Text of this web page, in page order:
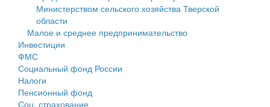
Социальная защита
Фотоальбом
Муниципальные услуги
Проекты административных регламентов
Антимонопольный комплаенс
Противодействие коррупции
Информационная поддержка субъектов малого и
среднего предпринимательства
Муниципальные программы
Контрольно-счетная палата
Министерством сельского хозяйства Тверской
области
Малое и среднее предпринимательство
Инвестиции
ФМС
Социальный фонд России
Налоги
Пенсионный фонд
Соц. страхование